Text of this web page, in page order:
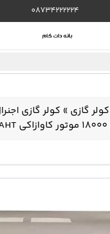
08734222224
کولر گازی » کولر گازی